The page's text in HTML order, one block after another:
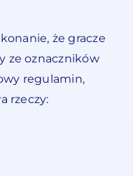
że gracze
ze oznaczników
regulamin,
rzeczy: